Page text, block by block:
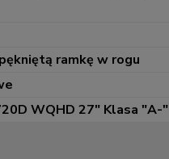
ramkę w rogu
WQHD 27" Klasa "A-"